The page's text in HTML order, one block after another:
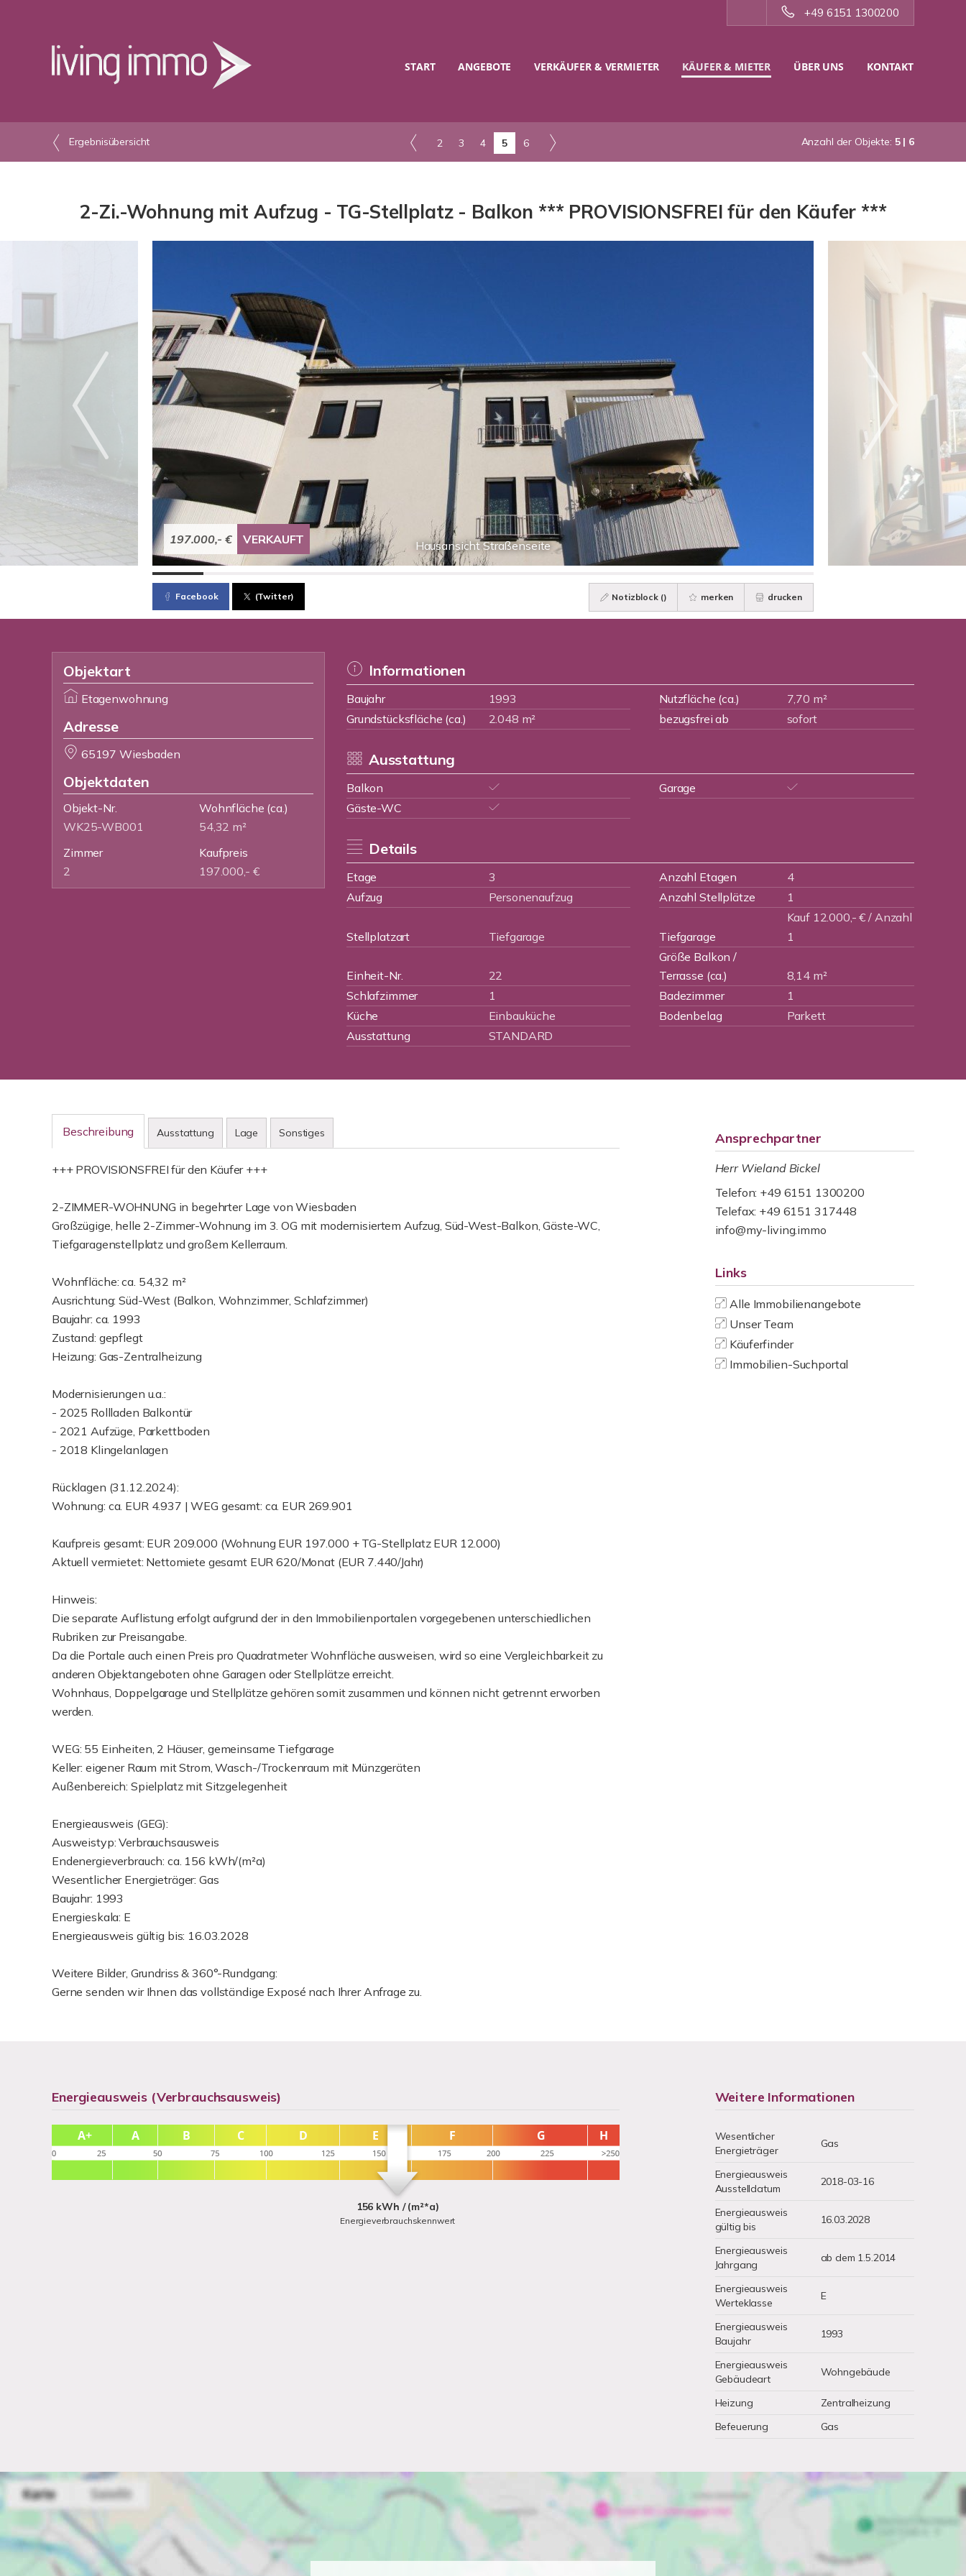
+49 6151 1300200
START ANGEBOTE VERKÄUFER & VERMIETER KÄUFER & MIETER ÜBER UNS KONTAKT
Ergebnisübersicht 2 3 4 5 6 Anzahl der Objekte: 5 | 6
2-Zi.-Wohnung mit Aufzug - TG-Stellplatz - Balkon *** PROVISIONSFREI für den Käufer ***
Hausansicht Straßenseite
197.000,- € VERKAUFT
Facebook (Twitter) Notizblock () merken drucken
Objektart
Etagenwohnung
Adresse
65197 Wiesbaden
Objektdaten
Objekt-Nr.
WK25-WB001
Wohnfläche (ca.)
54,32 m²
Zimmer
2
Kaufpreis
197.000,- €
Informationen
Baujahr 1993 Nutzfläche (ca.)
7,70 m²
Grundstücksfläche (ca.)
2.048 m² bezugsfrei ab sofort
Ausstattung
Balkon
Garage
Gäste-WC
Details
Etage 3 Anzahl Etagen
4
Aufzug
Personenaufzug Anzahl Stellplätze 1
Stellplatzart Tiefgarage Tiefgarage
Kauf 12.000,- € / Anzahl
1
Einheit-Nr. 22
Größe Balkon /
Terrasse (ca.)
8,14 m²
Schlafzimmer
1 Badezimmer
1
Küche
Einbauküche Bodenbelag
Parkett
Ausstattung
STANDARD
Beschreibung Ausstattung Lage Sonstiges
+++ PROVISIONSFREI für den Käufer +++
2-ZIMMER-WOHNUNG in begehrter Lage von Wiesbaden
Großzügige, helle 2-Zimmer-Wohnung im 3. OG mit modernisiertem Aufzug, Süd-West-Balkon, Gäste-WC,
Tiefgaragenstellplatz und großem Kellerraum.
Wohnfläche: ca. 54,32 m²
Ausrichtung: Süd-West (Balkon, Wohnzimmer, Schlafzimmer)
Baujahr: ca. 1993
Zustand: gepflegt
Heizung: Gas-Zentralheizung
Modernisierungen u.a.:
- 2025 Rollladen Balkontür
- 2021 Aufzüge, Parkettboden
- 2018 Klingelanlagen
Rücklagen (31.12.2024):
Wohnung: ca. EUR 4.937 | WEG gesamt: ca. EUR 269.901
Kaufpreis gesamt: EUR 209.000 (Wohnung EUR 197.000 + TG-Stellplatz EUR 12.000)
Aktuell vermietet: Nettomiete gesamt EUR 620/Monat (EUR 7.440/Jahr)
Hinweis:
Die separate Auflistung erfolgt aufgrund der in den Immobilienportalen vorgegebenen unterschiedlichen
Rubriken zur Preisangabe.
Da die Portale auch einen Preis pro Quadratmeter Wohnfläche ausweisen, wird so eine Vergleichbarkeit zu
anderen Objektangeboten ohne Garagen oder Stellplätze erreicht.
Wohnhaus, Doppelgarage und Stellplätze gehören somit zusammen und können nicht getrennt erworben
werden.
WEG: 55 Einheiten, 2 Häuser, gemeinsame Tiefgarage
Keller: eigener Raum mit Strom, Wasch-/Trockenraum mit Münzgeräten
Außenbereich: Spielplatz mit Sitzgelegenheit
Energieausweis (GEG):
Ausweistyp: Verbrauchsausweis
Endenergieverbrauch: ca. 156 kWh/(m²a)
Wesentlicher Energieträger: Gas
Baujahr: 1993
Energieskala: E
Energieausweis gültig bis: 16.03.2028
Weitere Bilder, Grundriss & 360°-Rundgang:
Gerne senden wir Ihnen das vollständige Exposé nach Ihrer Anfrage zu.
Ansprechpartner
Herr Wieland Bickel
Telefon: +49 6151 1300200
Telefax: +49 6151 317448
info@my-living.immo
Links
Alle Immobilienangebote
Unser Team
Käuferfinder
Immobilien-Suchportal
Energieausweis (Verbrauchsausweis)
156 kWh / (m²*a)
Energieverbrauchskennwert
Weitere Informationen
Wesentlicher
Energieträger
Gas
Energieausweis
Ausstelldatum
2018-03-16
Energieausweis
gültig bis
16.03.2028
Energieausweis
Jahrgang
ab dem 1.5.2014
Energieausweis
Werteklasse
E
Energieausweis
Baujahr
1993
Energieausweis
Gebäudeart
Wohngebäude
Heizung
Zentralheizung
Befeuerung
Gas